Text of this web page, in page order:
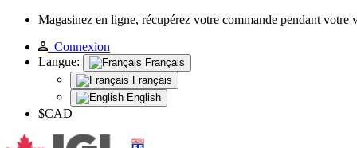
Magasinez en ligne, récupérez votre commande pendant votre
Connexion
Langue:
Français
Français
English
$CAD